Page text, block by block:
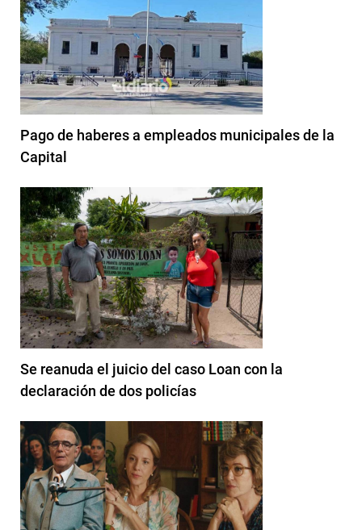
Pago de haberes a empleados municipales de la
Capital
Se reanuda el juicio del caso Loan con la
declaración de dos policías